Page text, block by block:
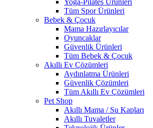
Yoga-Pilates Ürünleri
Tüm Spor Ürünleri
Bebek & Çocuk
Mama Hazırlayıcılar
Oyuncaklar
Güvenlik Ürünleri
Tüm Bebek & Çocuk
Akıllı Ev Çözümleri
Aydınlatma Ürünleri
Güvenlik Çözümleri
Tüm Akıllı Ev Çözümleri
Pet Shop
Akıllı Mama / Su Kapları
Akıllı Tuvaletler